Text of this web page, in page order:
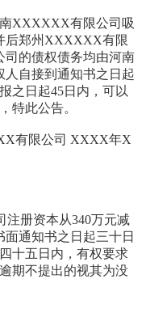
XXXXXX有限公司吸
后郑州XXXXXX有限
的债权债务均由河南
自接到通知书之日起
之日起45日内，可以
特此公告。
有限公司 XXXX年X
注册资本从340万元减
通知书之日起三十日
十五日内，有权要求
期不提出的视其为没